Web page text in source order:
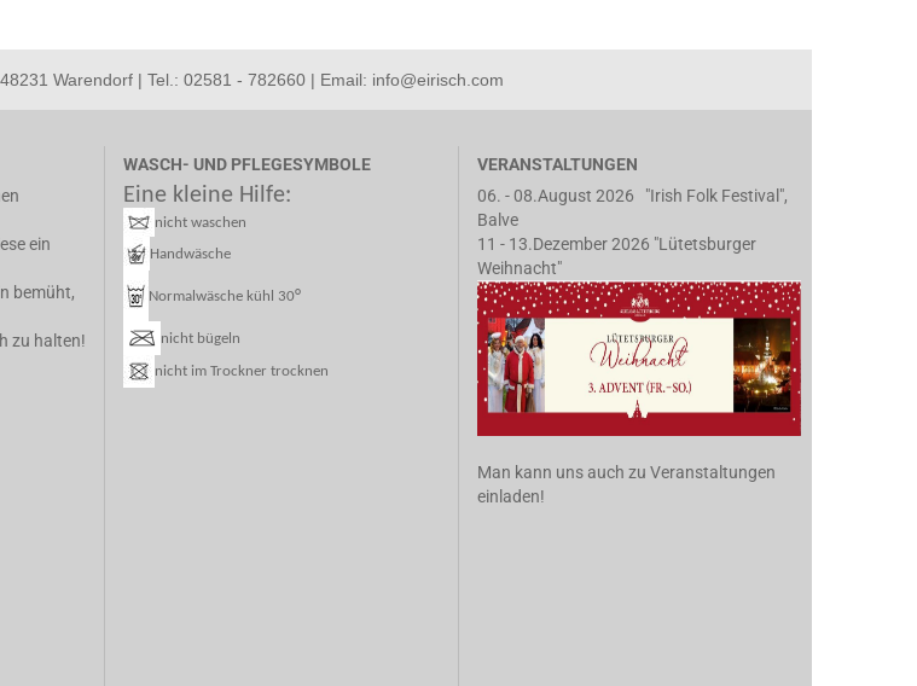
Warendorf | Tel.: 02581 - 782660 | Email: info@eirisch.com
ein
bemüht,
zu halten!
WASCH- UND PFLEGESYMBOLE
Eine kleine Hilfe:
nicht waschen
Handwäsche
Normalwäsche kühl 30°
nicht bügeln
nicht im Trockner trocknen
VERANSTALTUNGEN
06. - 08.August 2026 "Irish Folk Festival",
Balve
11 - 13.Dezember 2026 "Lütetsburger
Weihnacht"
Man kann uns auch zu Veranstaltungen
einladen!